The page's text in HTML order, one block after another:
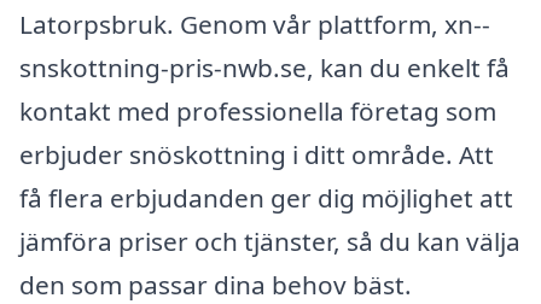
Latorpsbruk. Genom vår plattform, xn--
snskottning-pris-nwb.se, kan du enkelt få
kontakt med professionella företag som
erbjuder snöskottning i ditt område. Att
få flera erbjudanden ger dig möjlighet att
jämföra priser och tjänster, så du kan välja
den som passar dina behov bäst.